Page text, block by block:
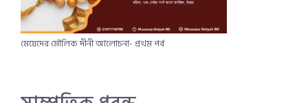
মেয়েদের মৌলিক দীনী আলোচনা- প্রথম পর্ব